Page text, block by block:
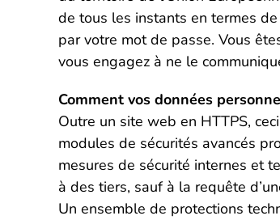
de tous les instants en termes
par votre mot de passe. Vous
vous engagez à ne le
Comment vos données
Outre un site web en HTTPS,
modules de sécurités avancés
mesures de sécurité internes et
à des tiers, sauf à la requête
Un ensemble de protections